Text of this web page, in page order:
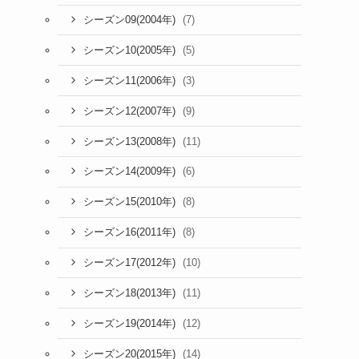
シーズン09(2004年) (7)
シーズン10(2005年) (5)
シーズン11(2006年) (3)
シーズン12(2007年) (9)
シーズン13(2008年) (11)
シーズン14(2009年) (6)
シーズン15(2010年) (8)
シーズン16(2011年) (8)
シーズン17(2012年) (10)
シーズン18(2013年) (11)
シーズン19(2014年) (12)
シーズン20(2015年) (14)